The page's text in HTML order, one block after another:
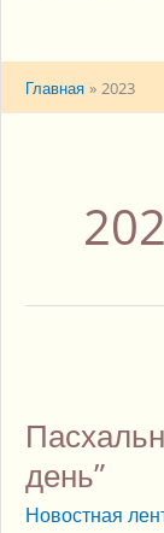
Главная 2023
день”
Новостная
“Светлый
день”